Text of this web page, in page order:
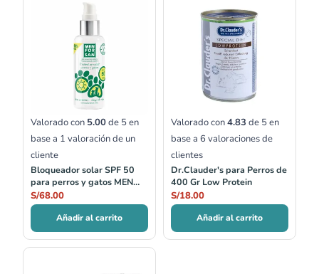
Valorado con 5.00de 5 en
base a 1 valoración de un
cliente
Bloqueador solar SPF 50
para perros y gatos MEN
FOR SAN
S/68.00
Añadir al carrito
Valorado con4.83 de 5 en
base a 6 valoraciones de
clientes
Dr.Clauder's para Perros de
400 Gr Low Protein
S/18.00
Añadir al carrito